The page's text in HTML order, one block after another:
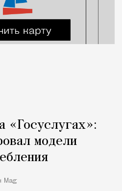
«Госуслугах»:
модели
Mag